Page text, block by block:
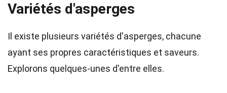
Variétés d'asperges
Il existe plusieurs variétés d'asperges, chacune
ayant ses propres caractéristiques et saveurs.
Explorons quelques-unes d'entre elles.